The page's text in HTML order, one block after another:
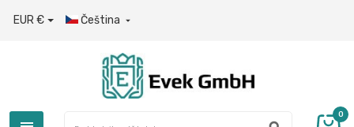
EUR € Čeština 
0